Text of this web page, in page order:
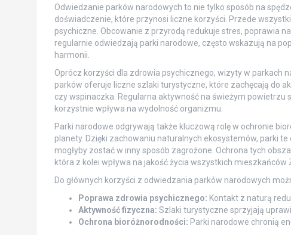
Odwiedzanie parków narodowych to nie tylko sposób na
doświadczenie, które przynosi liczne korzyści. Przede
psychiczne. Obcowanie z przyrodą redukuje stres, poprawia
regularnie odwiedzają parki narodowe, często wskazują na
harmonii.
Oprócz korzyści dla zdrowia psychicznego, wizyty w parkach
parków oferuje liczne szlaki turystyczne, które zachęcają do
czy wspinaczka. Regularna aktywność na świeżym powietrzu
korzystnie wpływa na wydolność organizmu.
Parki narodowe odgrywają także kluczową rolę w ochronie
planety. Dzięki zachowaniu naturalnych ekosystemów, parki
mogłyby zostać w inny sposób zagrożone. Ochrona tych
która z kolei wpływa na jakość życia wszystkich mieszkańców
Do głównych korzyści z odwiedzania parków narodowych
Poprawa zdrowia psychicznego: Kontakt z naturą
Aktywność fizyczna: Szlaki turystyczne sprzyjają
Ochrona bioróżnorodności: Parki narodowe chronią